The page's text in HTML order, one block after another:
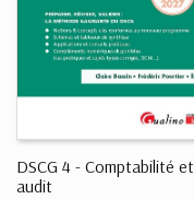
DSCG 4 - Comptabilité et
audit